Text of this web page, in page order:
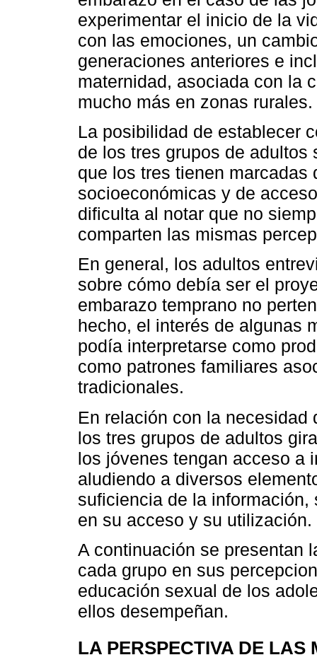
experimentar el inicio de la
con las emociones, un
generaciones anteriores e
maternidad, asociada con la
mucho más en zonas rurales.
La posibilidad de establecer
de los tres grupos de
que los tres tienen marcadas
socioeconómicas y de
dificulta al notar que no
comparten las mismas
En general, los adultos
sobre cómo debía ser el
embarazo temprano no
hecho, el interés de algunas
podía interpretarse como
como patrones familiares
tradicionales.
En relación con la
los tres grupos de adultos
los jóvenes tengan acceso a
aludiendo a diversos
suficiencia de la
en su acceso y su utilización.
A continuación se presentan
cada grupo en sus
educación sexual de los
ellos desempeñan.
LA PERSPECTIVA DE LAS